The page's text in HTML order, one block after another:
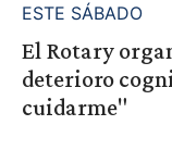
ESTE SÁBADO
El Rotary
deterioro
cuidarme"